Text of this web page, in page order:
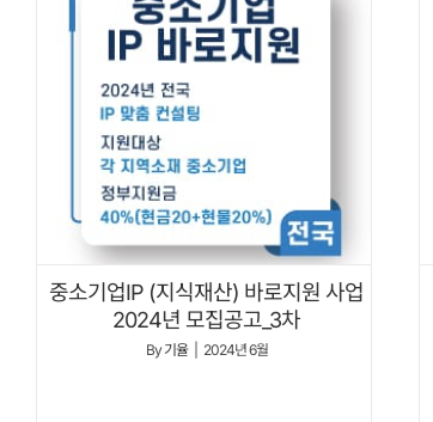
중소기업IP (지식재산) 바로지원 사업
2024년 모집공고_3차
By기율 2024년 6월